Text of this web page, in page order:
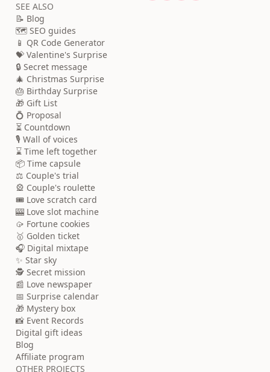
SEE ALSO
📝 Blog
🗺️ SEO guides
📱 QR Code Generator
💝 Valentine's Surprise
🔒 Secret message
🎄 Christmas Surprise
🎂 Birthday Surprise
🎁 Gift List
💍 Proposal
⏳ Countdown
🎙️ Wall of voices
⌛ Time left together
📦 Time capsule
⚖️ Couple's trial
🎡 Couple's roulette
🎟️ Love scratch card
🎰 Love slot machine
🥠 Fortune cookies
🥇 Golden ticket
🎧 Digital mixtape
✨ Star sky
🕵️ Secret mission
📰 Love newspaper
📅 Surprise calendar
🎁 Mystery box
📸 Event Records
Digital gift ideas
Blog
Affiliate program
OTHER PROJECTS